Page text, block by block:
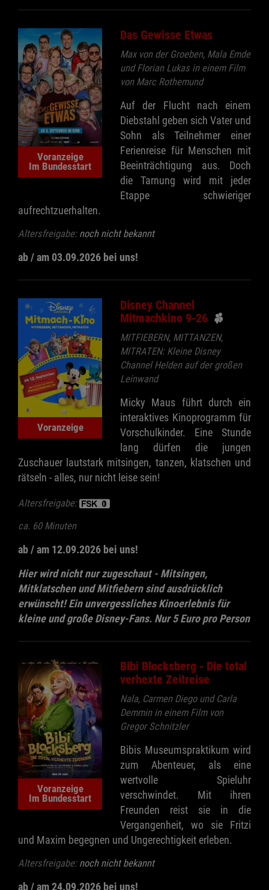
Voranzeige
Im Bundesstart
Das Gewisse Etwas
Max von der Groeben, Mala Emde
und Florian Lukas in einem Film
von Marc Rothemund
Auf der Flucht nach einem
Diebstahl geben sich Vater und
Sohn als Teilnehmer einer
Ferienreise für Menschen mit
Beeinträchtigung aus. Doch
die Tarnung wird mit jeder
Etappe schwieriger
aufrechtzuerhalten.
Altersfreigabe: noch nicht bekannt
ab / am 03.09.2026 bei uns!
Voranzeige
Disney Channel
Mitmachkino 9-26
MITFIEBERN, MITTANZEN,
MITRATEN: Kleine Disney
Channel Helden auf der großen
Leinwand
Micky Maus führt durch ein
interaktives Kinoprogramm für
Vorschulkinder. Eine Stunde
lang dürfen die jungen
Zuschauer lautstark mitsingen, tanzen, klatschen und
rätseln - alles, nur nicht leise sein!
Altersfreigabe:
ca. 60 Minuten
ab / am 12.09.2026 bei uns!
Hier wird nicht nur zugeschaut - Mitsingen,
Mitklatschen und Mitfiebern sind ausdrücklich
erwünscht! Ein unvergessliches Kinoerlebnis für
kleine und große Disney-Fans. Nur 5 Euro pro Person
Voranzeige
Im Bundesstart
Bibi Blocksberg - Die total
verhexte Zeitreise
Nala, Carmen Diego und Carla
Demmin in einem Film von
Gregor Schnitzler
Bibis Museumspraktikum wird
zum Abenteuer, als eine
wertvolle Spieluhr
verschwindet. Mit ihren
Freunden reist sie in die
Vergangenheit, wo sie Fritzi
und Maxim begegnen und Ungerechtigkeit erleben.
Altersfreigabe: noch nicht bekannt
ab / am 24.09.2026 bei uns!